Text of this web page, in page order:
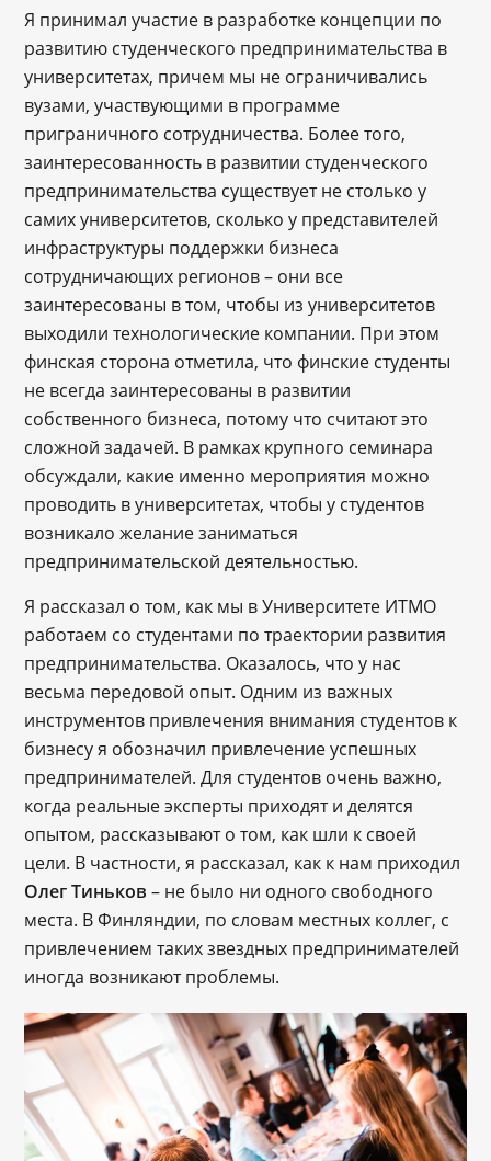
Я принимал участие в разработке концепции по
развитию студенческого предпринимательства в
университетах, причем мы не ограничивались
вузами, участвующими в программе
приграничного сотрудничества. Более того,
заинтересованность в развитии студенческого
предпринимательства существует не столько у
самих университетов, сколько у представителей
инфраструктуры поддержки бизнеса
сотрудничающих регионов – они все
заинтересованы в том, чтобы из университетов
выходили технологические компании. При этом
финская сторона отметила, что финские студенты
не всегда заинтересованы в развитии
собственного бизнеса, потому что считают это
сложной задачей. В рамках крупного семинара
обсуждали, какие именно мероприятия можно
проводить в университетах, чтобы у студентов
возникало желание заниматься
предпринимательской деятельностью.
Я рассказал о том, как мы в Университете ИТМО
работаем со студентами по траектории развития
предпринимательства. Оказалось, что у нас
весьма передовой опыт. Одним из важных
инструментов привлечения внимания студентов к
бизнесу я обозначил привлечение успешных
предпринимателей. Для студентов очень важно,
когда реальные эксперты приходят и делятся
опытом, рассказывают о том, как шли к своей
цели. В частности, я рассказал, как к нам приходил
Олег Тиньков– не было ни одного свободного
места. В Финляндии, по словам местных коллег, с
привлечением таких звездных предпринимателей
иногда возникают проблемы.